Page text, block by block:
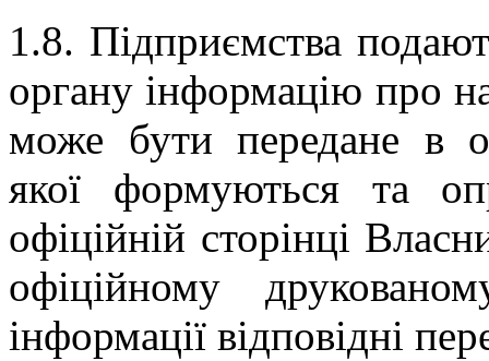
1.8. Підприємства
органу інформацію про
може бути передане в
якої формуються та
офіційній сторінці
офіційному
інформації відповідні